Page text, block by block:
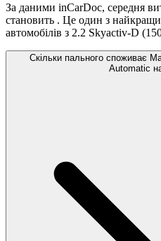
За даними inCarDoc, середня
становить . Це один з
автомобілів з 2.2 Skyactiv-D
Скільки пального споживає
Automatic